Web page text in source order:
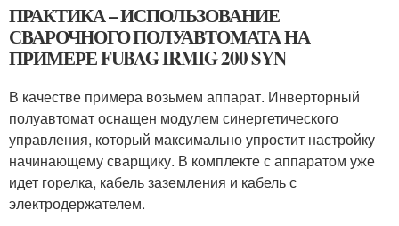
ПРАКТИКА – ИСПОЛЬЗОВАНИЕ
СВАРОЧНОГО ПОЛУАВТОМАТА НА
ПРИМЕРЕ FUBAG IRMIG 200 SYN
В качестве примера возьмем аппарат. Инверторный
полуавтомат оснащен модулем синергетического
управления, который максимально упростит настройку
начинающему сварщику. В комплекте с аппаратом уже
идет горелка, кабель заземления и кабель с
электродержателем.